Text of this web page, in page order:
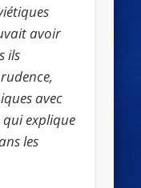
avoir
ils
avec
qui explique
les